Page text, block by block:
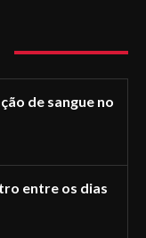
de sangue no
entre os dias